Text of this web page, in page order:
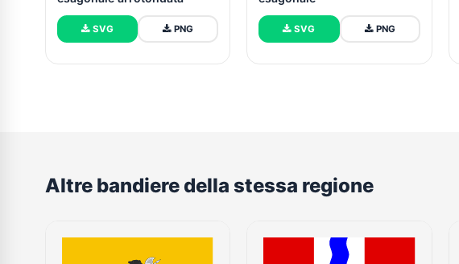
SVG PNG SVG PNG
Altre bandiere della stessa regione